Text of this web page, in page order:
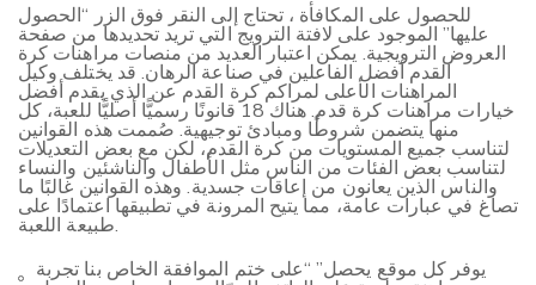
للحصول على المكافأة ، تحتاج إلى النقر فوق الزر “الحصول
عليها” الموجود على لافتة الترويج التي تريد تحديدها من صفحة
العروض الترويجية. يمكن اعتبار العديد من منصات مراهنات كرة
القدم أفضل الفاعلين في صناعة الرهان. قد يختلف وكيل
المراهنات الأعلى لمراكم كرة القدم عن الذي يقدم أفضل
خيارات مراهنات كرة قدم. هناك 18 قانونًا رسميًّا أصليًّا للعبة، كل
منها يتضمن شروطًا ومبادئ توجيهية. صُممت هذه القوانين
لتناسب جميع المستويات من كرة القدم، لكن مع بعض التعديلات
لتناسب بعض الفئات من الناس مثل الأطفال والناشئين والنساء
والناس الذين يعانون من إعاقات جسدية. وهذه القوانين غالبًا ما
تصاغ في عبارات عامة، مما يتيح المرونة في تطبيقها اعتمادًا على
طبيعة اللعبة.
يوفر كل موقع يحصل” “على ختم الموافقة الخاص بنا تجربة